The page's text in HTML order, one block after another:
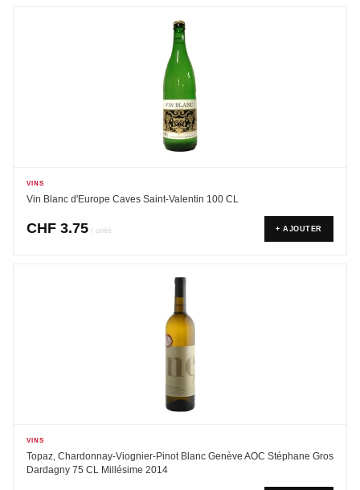
VINS
Vin Blanc d'Europe Caves Saint-Valentin 100 CL
CHF 3.75 / unité + AJOUTER
VINS
Topaz, Chardonnay-Viognier-Pinot Blanc Genève AOC Stéphane Gros
Dardagny 75 CL Millésime 2014